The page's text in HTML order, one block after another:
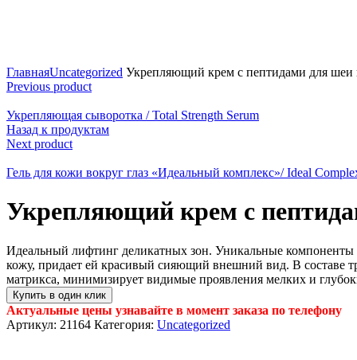
ГлавнаяUncategorized Укрепляющий крем с пептидами для шеи
Previous product
Укрепляющая сыворотка / Total Strength Serum
Назад к продуктам
Next product
Гель для кожи вокруг глаз «Идеальный комплекс»/ Ideal
Укрепляющий крем с
Идеальный лифтинг деликатных зон. Уникальные компоненты
кожу, придает ей красивый сияющий внешний вид. В составе
матрикса, минимизирует видимые проявления мелких и
Купить в один клик
Актуальные цены узнавайте в момент заказа по телефону
Артикул: 21164 Категория: Uncategorized